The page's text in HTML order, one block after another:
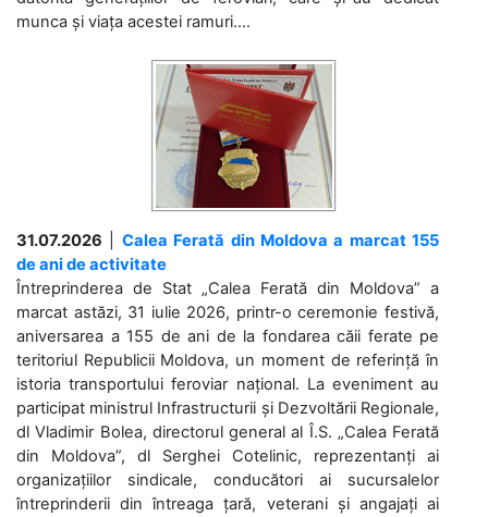
munca și viața acestei ramuri....
31.07.2026
Calea Ferată din Moldova a marcat 155
de ani de activitate
Întreprinderea de Stat „Calea Ferată din Moldova” a
marcat astăzi, 31 iulie 2026, printr-o ceremonie festivă,
aniversarea a 155 de ani de la fondarea căii ferate pe
teritoriul Republicii Moldova, un moment de referință în
istoria transportului feroviar național. La eveniment au
participat ministrul Infrastructurii și Dezvoltării Regionale,
dl Vladimir Bolea, directorul general al Î.S. „Calea Ferată
din Moldova”, dl Serghei Cotelinic, reprezentanți ai
organizațiilor sindicale, conducători ai sucursalelor
întreprinderii din întreaga țară, veterani și angajați ai